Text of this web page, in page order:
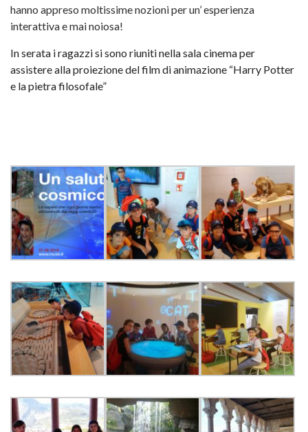
hanno appreso moltissime nozioni per un’ esperienza
interattiva e mai noiosa!
In serata i ragazzi si sono riuniti nella sala cinema per
assistere alla proiezione del film di animazione “Harry Potter
e la pietra filosofale”